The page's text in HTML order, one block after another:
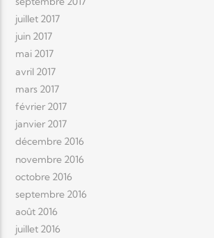
juillet 2017
juin 2017
mai 2017
avril 2017
mars 2017
février 2017
janvier 2017
décembre 2016
novembre 2016
octobre 2016
septembre 2016
août 2016
juillet 2016